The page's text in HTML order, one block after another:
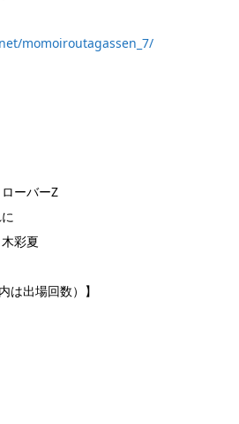
momoiroutagassen_7/
ーバーZ
彩夏
は出場回数）】